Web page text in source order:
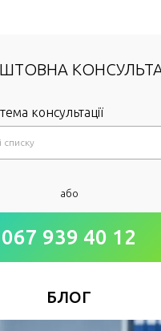
консультації
списку
звертатися?
або
067 939 40 12
БЛОГ